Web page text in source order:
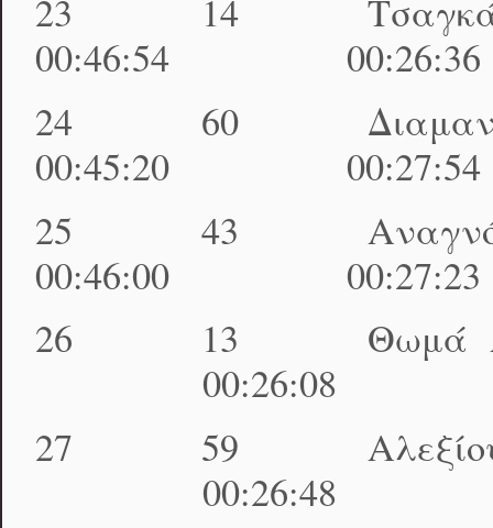
23 14
00:46:54
24 60
00:45:20
25 43
00:46:00
26 13 Θωμά
00:26:08
27 59 Αλεξίου
00:26:48